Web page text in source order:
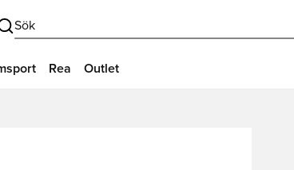
Sök
Rea Outlet